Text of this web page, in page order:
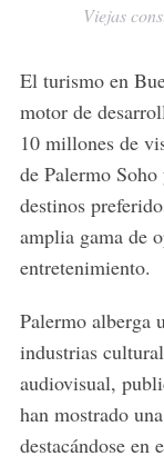
Viejas
El turismo en
motor de
10 millones de
de Palermo
destinos
amplia gama de
entretenimiento.
Palermo alberga
industrias
audiovisual,
han mostrado
destacándose en